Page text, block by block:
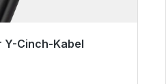
Y-Cinch-Kabel